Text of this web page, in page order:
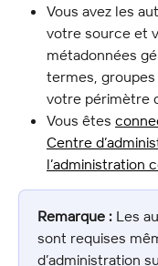
Vous avez les
votre source et
métadonnées
termes, groupes
votre périmètre
Vous êtes
Centre
l’administration
Remarque : Les
sont requises
d’administration